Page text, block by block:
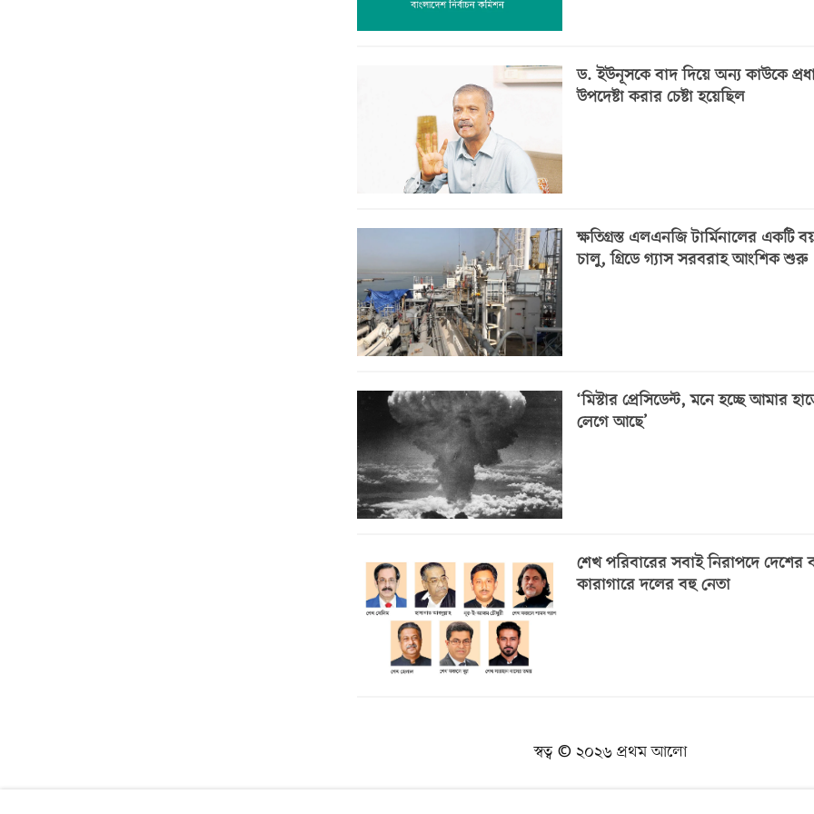
ড. ইউনূসকে বাদ দিয়ে অন্য কাউকে
উপদেষ্টা করার চেষ্টা হয়েছিল
ক্ষতিগ্রস্ত এলএনজি টার্মিনালের একটি
চালু, গ্রিডে গ্যাস সরবরাহ আংশিক শুরু
‘মিস্টার প্রেসিডেন্ট, মনে হচ্ছে আমার
লেগে আছে’
শেখ পরিবারের সবাই নিরাপদে দেশের
কারাগারে দলের বহু নেতা
স্বত্ব © ২০২৬ প্রথম আলো